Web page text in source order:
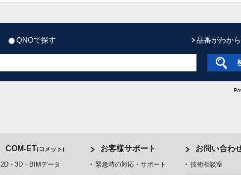
QNOで探す 品番がわか
COM-ET(コメット)
2D・3D・BIMデータ
お客様サポート
緊急時の対応・サポート
お問い合わ
技術相談室